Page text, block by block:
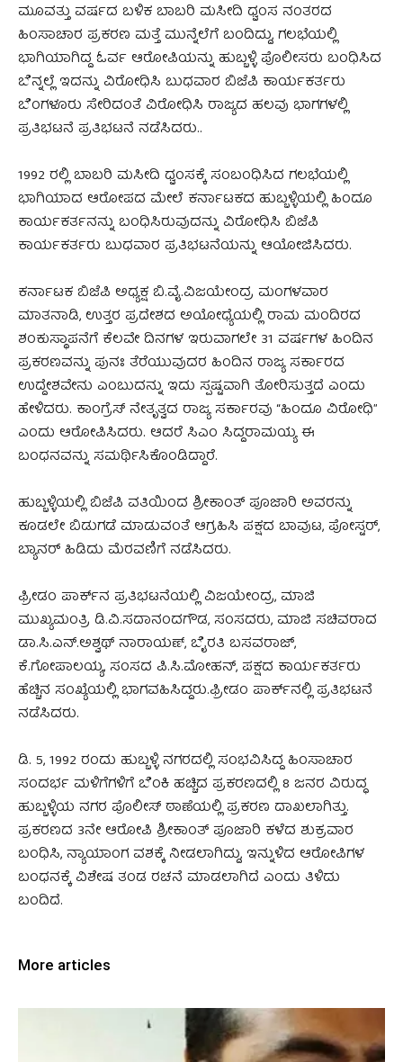
ಮೂವತ್ತು ವರ್ಷದ ಬಳಿಕ ಬಾಬರಿ ಮಸೀದಿ ಧ್ವಂಸ ನಂತರದ
ಹಿಂಸಾಚಾರ ಪ್ರಕರಣ ಮತ್ತೆ ಮುನ್ನೆಲೆಗೆ ಬಂದಿದ್ದು, ಗಲಭೆಯಲ್ಲಿ
ಭಾಗಿಯಾಗಿದ್ದ ಓರ್ವ ಆರೋಪಿಯನ್ನು ಹುಬ್ಬಳ್ಳಿ ಪೊಲೀಸರು ಬಂಧಿಸಿದ
ಬೆನ್ನಲ್ಲೆ ಇದನ್ನು ವಿರೋಧಿಸಿ ಬುಧವಾರ ಬಿಜೆಪಿ ಕಾರ್ಯಕರ್ತರು
ಬೆಂಗಳೂರು ಸೇರಿದಂತೆ ವಿರೋಧಿಸಿ ರಾಜ್ಯದ ಹಲವು ಭಾಗಗಳಲ್ಲಿ
ಪ್ರತಿಭಟನೆ ಪ್ರತಿಭಟನೆ ನಡೆಸಿದರು..
1992 ರಲ್ಲಿ ಬಾಬರಿ ಮಸೀದಿ ಧ್ವಂಸಕ್ಕೆ ಸಂಬಂಧಿಸಿದ ಗಲಭೆಯಲ್ಲಿ
ಭಾಗಿಯಾದ ಆರೋಪದ ಮೇಲೆ ಕರ್ನಾಟಕದ ಹುಬ್ಬಳ್ಳಿಯಲ್ಲಿ ಹಿಂದೂ
ಕಾರ್ಯಕರ್ತನನ್ನು ಬಂಧಿಸಿರುವುದನ್ನು ವಿರೋಧಿಸಿ ಬಿಜೆಪಿ
ಕಾರ್ಯಕರ್ತರು ಬುಧವಾರ ಪ್ರತಿಭಟನೆಯನ್ನು ಆಯೋಜಿಸಿದರು.
ಕರ್ನಾಟಕ ಬಿಜೆಪಿ ಅಧ್ಯಕ್ಷ ಬಿ.ವೈ.ವಿಜಯೇಂದ್ರ ಮಂಗಳವಾರ
ಮಾತನಾಡಿ, ಉತ್ತರ ಪ್ರದೇಶದ ಅಯೋಧ್ಯೆಯಲ್ಲಿ ರಾಮ ಮಂದಿರದ
ಶಂಕುಸ್ಥಾಪನೆಗೆ ಕೆಲವೇ ದಿನಗಳ ಇರುವಾಗಲೇ 31 ವರ್ಷಗಳ ಹಿಂದಿನ
ಪ್ರಕರಣವನ್ನು ಪುನಃ ತೆರೆಯುವುದರ ಹಿಂದಿನ ರಾಜ್ಯ ಸರ್ಕಾರದ
ಉದ್ದೇಶವೇನು ಎಂಬುದನ್ನು ಇದು ಸ್ಪಷ್ಟವಾಗಿ ತೋರಿಸುತ್ತದೆ ಎಂದು
ಹೇಳಿದರು. ಕಾಂಗ್ರೆಸ್ ನೇತೃತ್ವದ ರಾಜ್ಯ ಸರ್ಕಾರವು “ಹಿಂದೂ ವಿರೋಧಿ”
ಎಂದು ಆರೋಪಿಸಿದರು. ಆದರೆ ಸಿಎಂ ಸಿದ್ದರಾಮಯ್ಯ ಈ
ಬಂಧನವನ್ನು ಸಮರ್ಥಿಸಿಕೊಂಡಿದ್ದಾರೆ.
ಹುಬ್ಬಳ್ಳಿಯಲ್ಲಿ ಬಿಜೆಪಿ ವತಿಯಿಂದ ಶ್ರೀಕಾಂತ್ ಪೂಜಾರಿ ಅವರನ್ನು
ಕೂಡಲೇ ಬಿಡುಗಡೆ ಮಾಡುವಂತೆ ಆಗ್ರಹಿಸಿ ಪಕ್ಷದ ಬಾವುಟ, ಪೋಸ್ಟರ್,
ಬ್ಯಾನರ್ ಹಿಡಿದು ಮೆರವಣಿಗೆ ನಡೆಸಿದರು.
ಫ್ರೀಡಂ ಪಾರ್ಕ್‌ನ ಪ್ರತಿಭಟನೆಯಲ್ಲಿ ವಿಜಯೇಂದ್ರ, ಮಾಜಿ
ಮುಖ್ಯಮಂತ್ರಿ ಡಿ.ವಿ.ಸದಾನಂದಗೌಡ, ಸಂಸದರು, ಮಾಜಿ ಸಚಿವರಾದ
ಡಾ.ಸಿ.ಎನ್.ಅಶ್ವಥ್ ನಾರಾಯಣ್, ಬೈರತಿ ಬಸವರಾಜ್,
ಕೆ.ಗೋಪಾಲಯ್ಯ, ಸಂಸದ ಪಿ.ಸಿ.ಮೋಹನ್, ಪಕ್ಷದ ಕಾರ್ಯಕರ್ತರು
ಹೆಚ್ಚಿನ ಸಂಖ್ಯೆಯಲ್ಲಿ ಭಾಗವಹಿಸಿದ್ದರು.ಫ್ರೀಡಂ ಪಾರ್ಕ್‌ನಲ್ಲಿ ಪ್ರತಿಭಟನೆ
ನಡೆಸಿದರು.
ಡಿ. 5, 1992 ರಂದು ಹುಬ್ಬಳ್ಳಿ ನಗರದಲ್ಲಿ ಸಂಭವಿಸಿದ್ದ ಹಿಂಸಾಚಾರ
ಸಂದರ್ಭ ಮಳಿಗೆಗಳಿಗೆ ಬೆಂಕಿ ಹಚ್ಚಿದ ಪ್ರಕರಣದಲ್ಲಿ 8 ಜನರ ವಿರುದ್ಧ
ಹುಬ್ಬಳ್ಳಿಯ ನಗರ ಪೊಲೀಸ್ ಠಾಣೆಯಲ್ಲಿ ಪ್ರಕರಣ ದಾಖಲಾಗಿತ್ತು.
ಪ್ರಕರಣದ 3ನೇ ಆರೋಪಿ ಶ್ರೀಕಾಂತ್ ಪೂಜಾರಿ ಕಳೆದ ಶುಕ್ರವಾರ
ಬಂಧಿಸಿ, ನ್ಯಾಯಾಂಗ ವಶಕ್ಕೆ ನೀಡಲಾಗಿದ್ದು, ಇನ್ನುಳಿದ ಆರೋಪಿಗಳ
ಬಂಧನಕ್ಕೆ ವಿಶೇಷ ತಂಡ ರಚನೆ ಮಾಡಲಾಗಿದೆ ಎಂದು ತಿಳಿದು
ಬಂದಿದೆ.
More articles